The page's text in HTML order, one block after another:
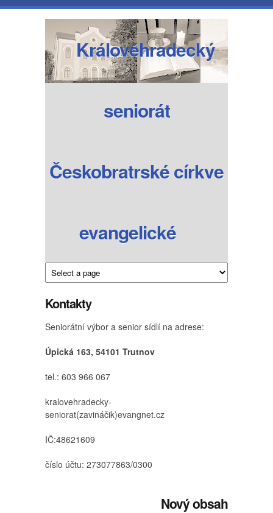
Přejít k hlavnímu obsahu
Královéhradecký
seniorát
Českobratrské církve
evangelické
Kontakty
Seniorátní výbor a senior sídlí na adrese:
Úpická 163, 54101 Trutnov
tel.: 603 966 067
kralovehradecky-
seniorat(zavináčik)evangnet.cz
IČ:48621609
číslo účtu: 273077863/0300
Nový obsah